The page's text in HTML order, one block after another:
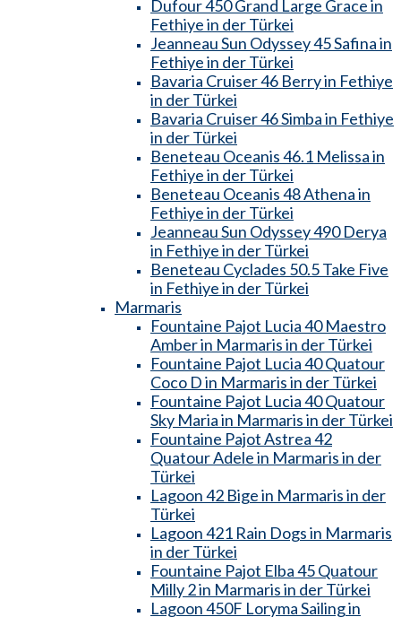
Dufour 450 Grand Large Grace in
Fethiye in der Türkei
Jeanneau Sun Odyssey 45 Safina in
Fethiye in der Türkei
Bavaria Cruiser 46 Berry in Fethiye
in der Türkei
Bavaria Cruiser 46 Simba in Fethiye
in der Türkei
Beneteau Oceanis 46.1 Melissa in
Fethiye in der Türkei
Beneteau Oceanis 48 Athena in
Fethiye in der Türkei
Jeanneau Sun Odyssey 490 Derya
in Fethiye in der Türkei
Beneteau Cyclades 50.5 Take Five
in Fethiye in der Türkei
Marmaris
Fountaine Pajot Lucia 40 Maestro
Amber in Marmaris in der Türkei
Fountaine Pajot Lucia 40 Quatour
Coco D in Marmaris in der Türkei
Fountaine Pajot Lucia 40 Quatour
Sky Maria in Marmaris in der Türkei
Fountaine Pajot Astrea 42
Quatour Adele in Marmaris in der
Türkei
Lagoon 42 Bige in Marmaris in der
Türkei
Lagoon 421 Rain Dogs in Marmaris
in der Türkei
Fountaine Pajot Elba 45 Quatour
Milly 2 in Marmaris in der Türkei
Lagoon 450F Loryma Sailing in